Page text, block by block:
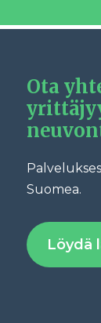
Ota
Suomea.
Löydä